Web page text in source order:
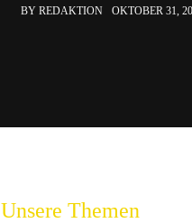
BY REDAKTION OKTOBER 31,
Unsere Themen